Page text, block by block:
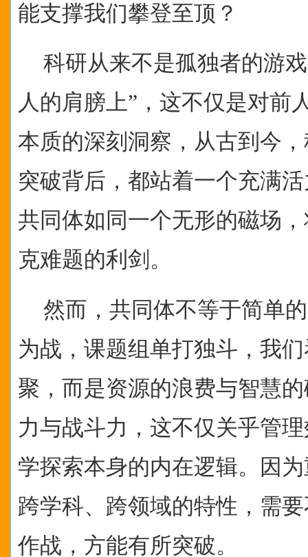
能支撑我们攀登至顶？
科研从来不是孤独者的游
人的肩膀上”，这不仅是对前
本质的深刻洞察，从古到今
突破背后，都站着一个充满
共同体如同一个无形的磁场
克难题的利剑。
然而，共同体不等于简单
为战，课题组单打独斗，我
聚，而是资源的浪费与智慧
力与战斗力，这不仅关乎管
学探索本身的内在逻辑。因
跨学科、跨领域的特性，需
作战，方能有所突破。